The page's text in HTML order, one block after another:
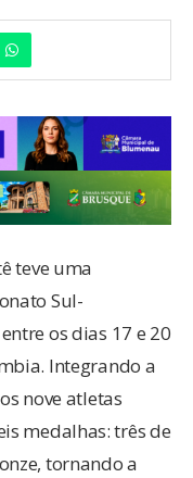
teve uma
Sul-
os dias 17 e 20
Integrando a
nove atletas
medalhas: três de
tornando a